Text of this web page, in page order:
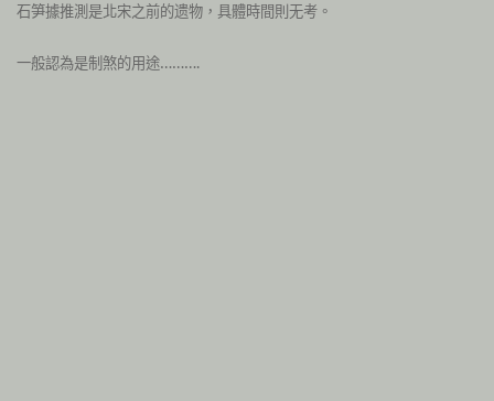
石笋據推測是北宋之前的遗物，具體時間則无考。
一般認為是制煞的用途……….